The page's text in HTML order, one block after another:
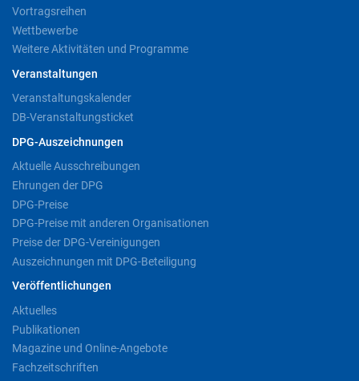
Vortragsreihen
Wettbewerbe
Weitere Aktivitäten und Programme
Veranstaltungen
Veranstaltungskalender
DB-Veranstaltungsticket
DPG-Auszeichnungen
Aktuelle Ausschreibungen
Ehrungen der DPG
DPG-Preise
DPG-Preise mit anderen Organisationen
Preise der DPG-Vereinigungen
Auszeichnungen mit DPG-Beteiligung
Veröffentlichungen
Aktuelles
Publikationen
Magazine und Online-Angebote
Fachzeitschriften